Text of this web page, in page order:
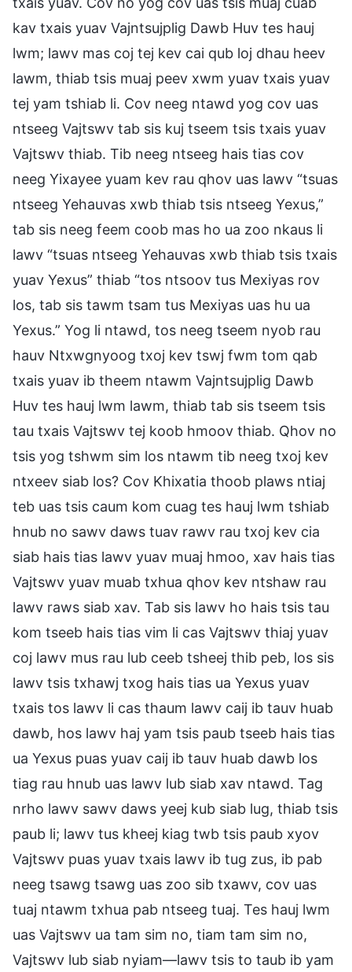
kav txais yuav Vajntsujplig Dawb Huv tes hauj
lwm; lawv mas coj tej kev cai qub loj dhau heev
lawm, thiab tsis muaj peev xwm yuav txais yuav
tej yam tshiab li. Cov neeg ntawd yog cov uas
ntseeg Vajtswv tab sis kuj tseem tsis txais yuav
Vajtswv thiab. Tib neeg ntseeg hais tias cov
neeg Yixayee yuam kev rau qhov uas lawv “tsuas
ntseeg Yehauvas xwb thiab tsis ntseeg Yexus,”
tab sis neeg feem coob mas ho ua zoo nkaus li
lawv “tsuas ntseeg Yehauvas xwb thiab tsis txais
yuav Yexus” thiab “tos ntsoov tus Mexiyas rov
los, tab sis tawm tsam tus Mexiyas uas hu ua
Yexus.” Yog li ntawd, tos neeg tseem nyob rau
hauv Ntxwgnyoog txoj kev tswj fwm tom qab
txais yuav ib theem ntawm Vajntsujplig Dawb
Huv tes hauj lwm lawm, thiab tab sis tseem tsis
tau txais Vajtswv tej koob hmoov thiab. Qhov no
tsis yog tshwm sim los ntawm tib neeg txoj kev
ntxeev siab los? Cov Khixatia thoob plaws ntiaj
teb uas tsis caum kom cuag tes hauj lwm tshiab
hnub no sawv daws tuav rawv rau txoj kev cia
siab hais tias lawv yuav muaj hmoo, xav hais tias
Vajtswv yuav muab txhua qhov kev ntshaw rau
lawv raws siab xav. Tab sis lawv ho hais tsis tau
kom tseeb hais tias vim li cas Vajtswv thiaj yuav
coj lawv mus rau lub ceeb tsheej thib peb, los sis
lawv tsis txhawj txog hais tias ua Yexus yuav
txais tos lawv li cas thaum lawv caij ib tauv huab
dawb, hos lawv haj yam tsis paub tseeb hais tias
ua Yexus puas yuav caij ib tauv huab dawb los
tiag rau hnub uas lawv lub siab xav ntawd. Tag
nrho lawv sawv daws yeej kub siab lug, thiab tsis
paub li; lawv tus kheej kiag twb tsis paub xyov
Vajtswv puas yuav txais lawv ib tug zus, ib pab
neeg tsawg tsawg uas zoo sib txawv, cov uas
tuaj ntawm txhua pab ntseeg tuaj. Tes hauj lwm
uas Vajtswv ua tam sim no, tiam tam sim no,
Vajtswv lub siab nyiam—lawv tsis to taub ib yam